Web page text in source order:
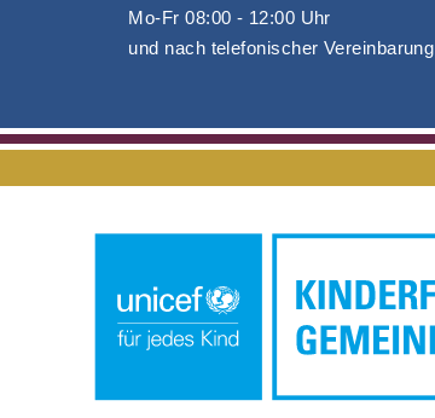
Mo-Fr 08:00 - 12:00 Uhr
und nach telefonischer Vereinbarung